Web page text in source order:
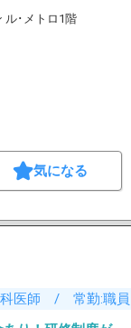
ル･メトロ1階
気になる